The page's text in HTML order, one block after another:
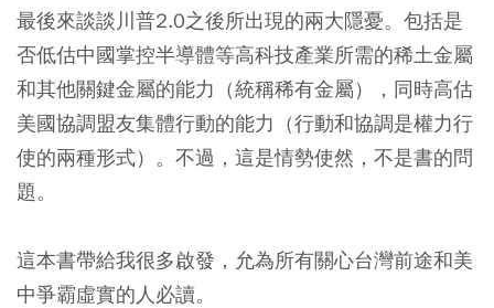
最後來談談川普2.0之後所出現的兩大隱憂。包括是
否低估中國掌控半導體等高科技產業所需的稀土金屬
和其他關鍵金屬的能力（統稱稀有金屬），同時高估
美國協調盟友集體行動的能力（行動和協調是權力行
使的兩種形式）。不過，這是情勢使然，不是書的問
題。
這本書帶給我很多啟發，允為所有關心台灣前途和美
中爭霸虛實的人必讀。